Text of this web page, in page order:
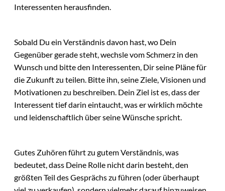
Interessenten herausfinden.
Sobald Du ein Verständnis davon hast, wo Dein
Gegenüber gerade steht, wechsle vom Schmerz in den
Wunsch und bitte den Interessenten, Dir seine Pläne für
die Zukunft zu teilen. Bitte ihn, seine Ziele, Visionen und
Motivationen zu beschreiben. Dein Ziel ist es, dass der
Interessent tief darin eintaucht, was er wirklich möchte
und leidenschaftlich über seine Wünsche spricht.
Gutes Zuhören führt zu gutem Verständnis, was
bedeutet, dass Deine Rolle nicht darin besteht, den
größten Teil des Gesprächs zu führen (oder überhaupt